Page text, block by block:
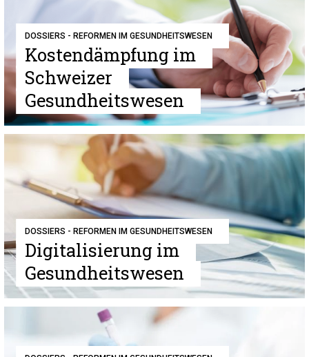
DOSSIERS - REFORMEN IM GESUNDHEITSWESEN
Kostendämpfung im
Schweizer
Gesundheitswesen
DOSSIERS - REFORMEN IM GESUNDHEITSWESEN
Digitalisierung im
Gesundheitswesen